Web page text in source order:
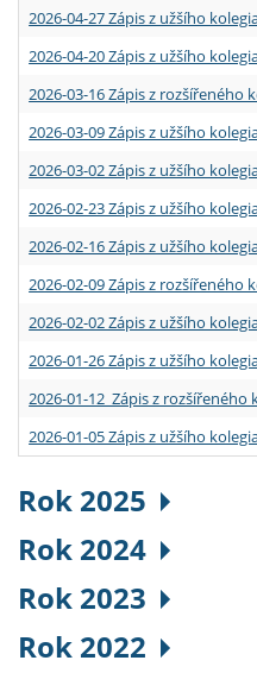
2026-04-27 Zápis z užšího
2026-04-20 Zápis z užšího
2026-03-16 Zápis z rozšířeného
2026-03-09 Zápis z užšího
2026-03-02 Zápis z užšího
2026-02-23 Zápis z užšího
2026-02-16 Zápis z užšího
2026-02-09 Zápis z rozšířeného
2026-02-02 Zápis z užšího
2026-01-26 Zápis z užšího
2026-01-12 Zápis z rozšířeného
2026-01-05 Zápis z užšího
Rok 2025
Rok 2024
Rok 2023
Rok 2022